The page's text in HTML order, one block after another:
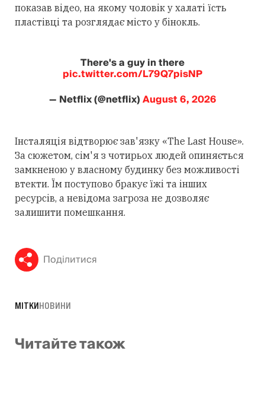
показав відео, на якому чоловік у халаті їсть
пластівці та розглядає місто у бінокль.
There's a guy in there
pic.twitter.com/L79Q7pisNP
— Netflix (@netflix)August 6, 2026
Інсталяція відтворює зав'язку «The Last House».
За сюжетом, сім'я з чотирьох людей опиняється
замкненою у власному будинку без можливості
втекти. Їм поступово бракує їжі та інших
ресурсів, а невідома загроза не дозволяє
залишити помешкання.
Поділитися
МІТКИНОВИНИ
Читайте також